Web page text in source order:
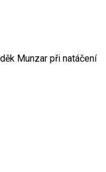
Munzar při natáčení